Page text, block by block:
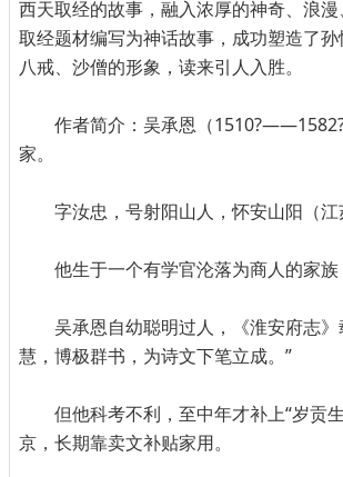
西天取经的故事，融入浓厚的神奇、浪
取经题材编写为神话故事，成功塑造了
八戒、沙僧的形象，读来引人入胜。
作者简介：吴承恩（
家。
字汝忠，号射阳山人，怀安山阳（江
他生于一个有学官沦落为商人的家族
吴承恩自幼聪明过人，《淮安府志》
慧，博极群书，为诗文下笔立成。”
但他科考不利，至中年才补上“岁贡
京，长期靠卖文补贴家用。